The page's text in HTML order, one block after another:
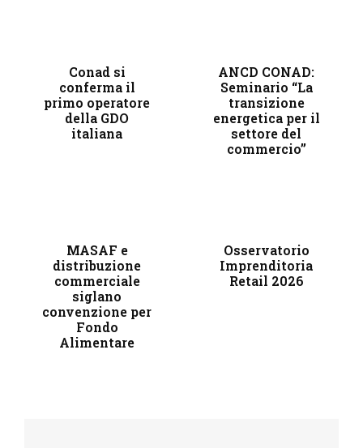
Conad si
conferma il
primo operatore
della GDO
italiana
ANCD CONAD:
Seminario “La
transizione
energetica per il
settore del
commercio”
MASAF e
distribuzione
commerciale
siglano
convenzione per
Fondo
Alimentare
Osservatorio
Imprenditoria
Retail​ 2026